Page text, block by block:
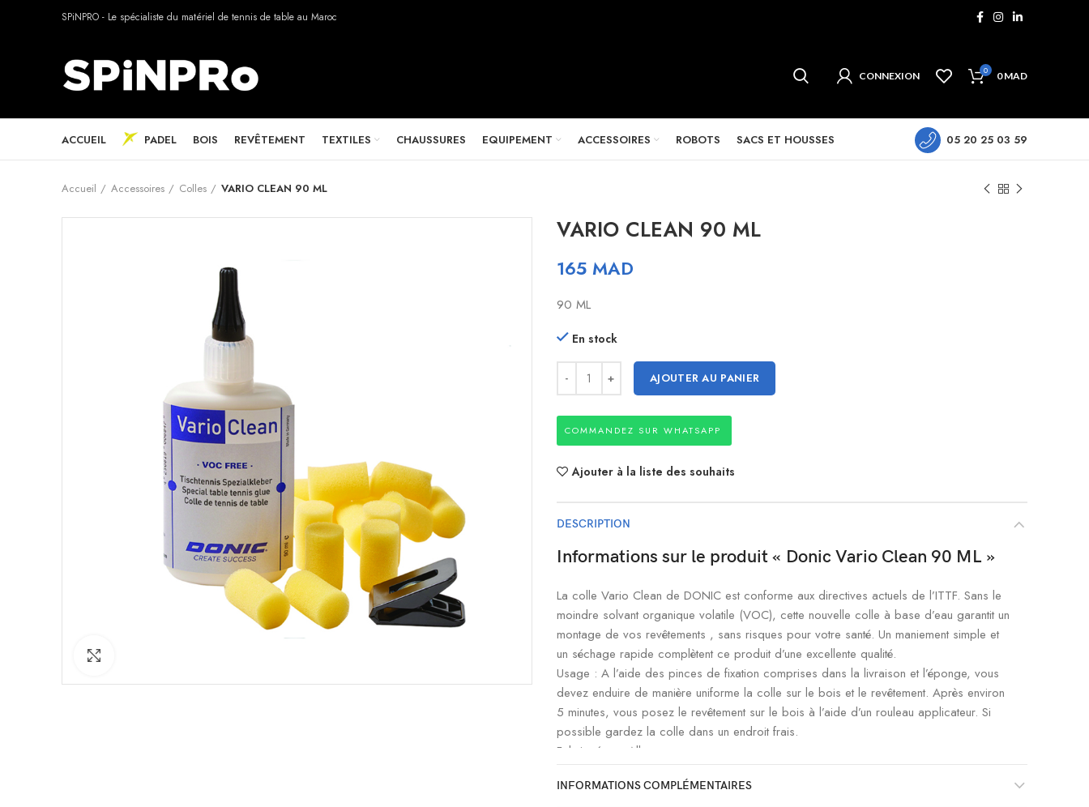
SPiNPRO - Le spécialiste du matériel de tennis de table au Maroc
CONNEXION 0 0MAD
ACCUEIL PADEL BOIS REVÊTEMENT TEXTILES CHAUSSURES EQUIPEMENT ACCESSOIRES ROBOTS SACS ET HOUSSES 05 20 25 03 59
Accueil Accessoires Colles VARIO CLEAN 90 ML
VARIO CLEAN 90 ML
165 MAD
90 ML
En stock
AJOUTER AU PANIER
COMMANDEZ SUR WHATSAPP
Ajouter à la liste des souhaits
DESCRIPTION
Informations sur le produit « Donic Vario Clean 90 ML »
La colle Vario Clean de DONIC est conforme aux directives actuels de l’ITTF. Sans le
moindre solvant organique volatile (VOC), cette nouvelle colle à base d’eau garantit un
montage de vos revêtements , sans risques pour votre santé. Un maniement simple et
un séchage rapide complètent ce produit d’une excellente qualité.
Usage : A l’aide des pinces de fixation comprises dans la livraison et l’éponge, vous
devez enduire de manière uniforme la colle sur le bois et le revêtement. Après environ
5 minutes, vous posez le revêtement sur le bois à l’aide d’un rouleau applicateur. Si
possible gardez la colle dans un endroit frais.
Fabriquée en Allemagne
INFORMATIONS COMPLÉMENTAIRES